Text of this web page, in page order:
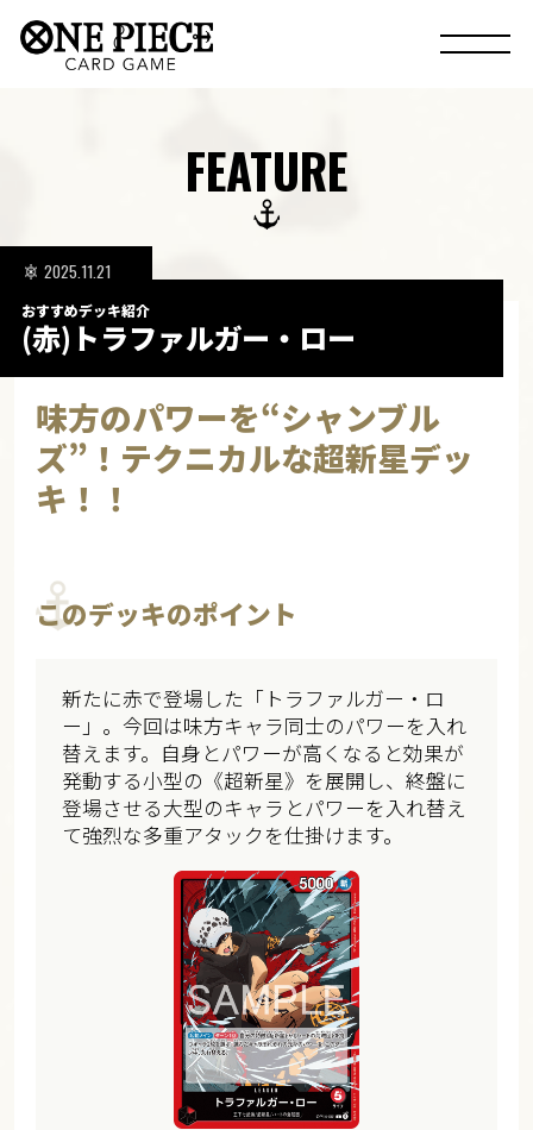
FEATURE
おすすめデッキ紹介
(赤)トラファルガー・ロー
2025.11.21
味方のパワーを“シャンブル
ズ”！テクニカルな超新星デッ
キ！！
このデッキのポイント
新たに赤で登場した「トラファルガー・ロ
ー」。今回は味方キャラ同士のパワーを入れ
替えます。自身とパワーが高くなると効果が
発動する小型の《超新星》を展開し、終盤に
登場させる大型のキャラとパワーを入れ替え
て強烈な多重アタックを仕掛けます。